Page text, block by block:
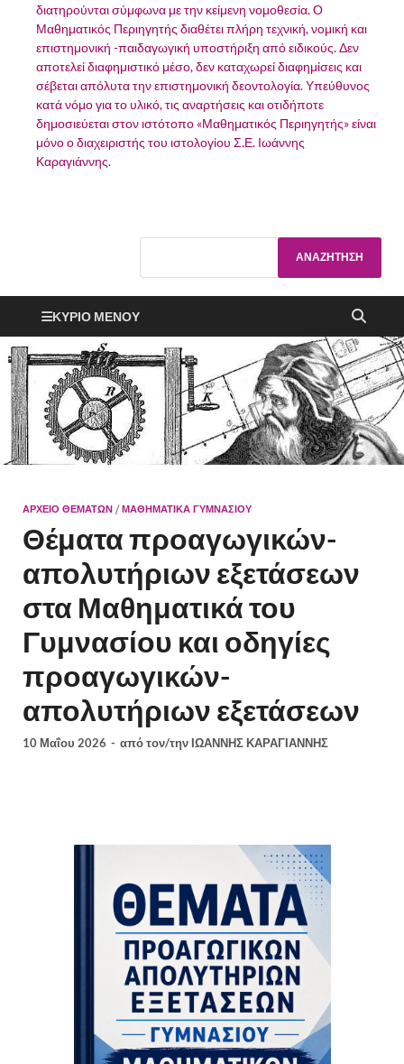
διατηρούνται σύμφωνα με την κείμενη νομοθεσία. Ο
Μαθηματικός Περιηγητής διαθέτει πλήρη τεχνική, νομική και
επιστημονική -παιδαγωγική υποστήριξη από ειδικούς. Δεν
αποτελεί διαφημιστικό μέσο, δεν καταχωρεί διαφημίσεις και
σέβεται απόλυτα την επιστημονική δεοντολογία. Υπεύθυνος
κατά νόμο για το υλικό, τις αναρτήσεις και οτιδήποτε
δημοσιεύεται στον ιστότοπο «Μαθηματικός Περιηγητής» είναι
μόνο ο διαχειριστής του ιστολογίου Σ.Ε. Ιωάννης
Καραγιάννης.
ΚΎΡΙΟ ΜΕΝΟΎ
ΑΡΧΕΙΟ ΘΕΜΑΤΩΝ /ΜΑΘΗΜΑΤΙΚΆ ΓΥΜΝΑΣΊΟΥ
Θέματα προαγωγικών-
απολυτήριων εξετάσεων
στα Μαθηματικά του
Γυμνασίου και οδηγίες
προαγωγικών-
απολυτήριων εξετάσεων
10 Μαΐου 2026 - από τον/την ΙΩΑΝΝΗΣ ΚΑΡΑΓΙΑΝΝΗΣ